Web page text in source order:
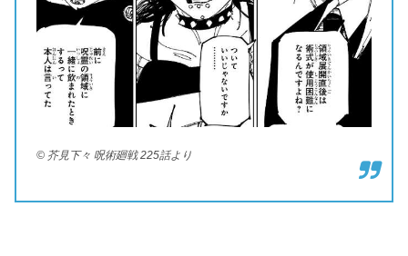
© 芥見下々 呪術廻戦 225話より